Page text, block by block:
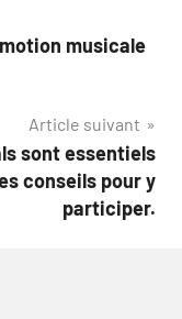
musicale
Article suivant
sont essentiels
conseils pour y
participer.